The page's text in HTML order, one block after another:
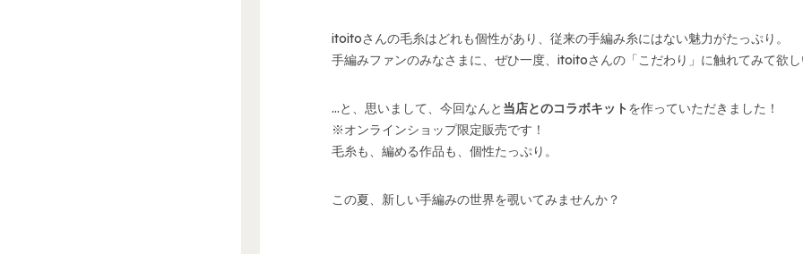
itoitoさんの毛糸はどれも個性があり、従来の手編み糸にはない魅力がたっぷり。
手編みファンのみなさまに、ぜひ一度、itoitoさんの「こだわり」に触れてみて欲
…と、思いまして、今回なんと 当店とのコラボキット を作っていただきました！
※オンラインショップ限定販売です！
毛糸も、編める作品も、個性たっぷり。
この夏、新しい手編みの世界を覗いてみませんか？